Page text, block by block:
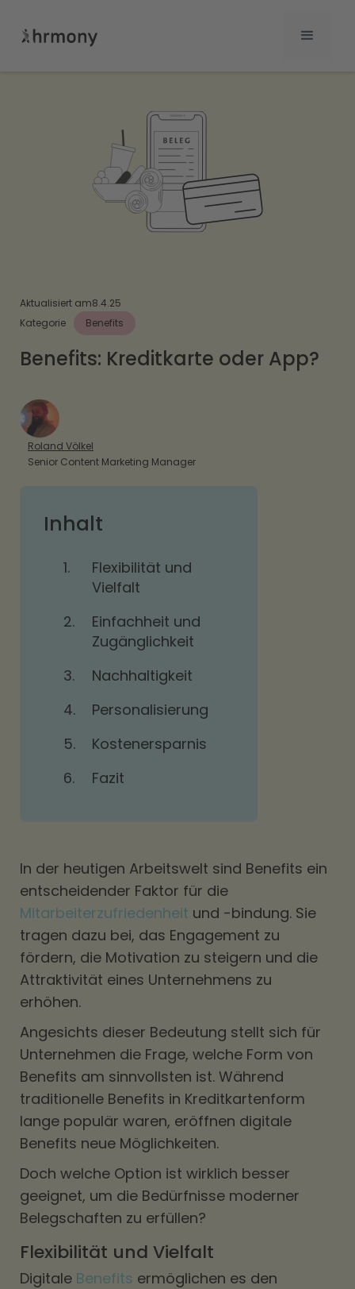
Aktualisiert am8.4.25
Kategorie
Benefits
Benefits: Kreditkarte oder App?
Roland Völkel
Senior Content Marketing Manager
Inhalt
1.
Flexibilität und
Vielfalt
2.
Einfachheit und
Zugänglichkeit
3.
Nachhaltigkeit
4.
Personalisierung
5.
Kostenersparnis
6.
Fazit
In der heutigen Arbeitswelt sind Benefits ein
entscheidender Faktor für die
Mitarbeiterzufriedenheit und -bindung. Sie
tragen dazu bei, das Engagement zu
fördern, die Motivation zu steigern und die
Attraktivität eines Unternehmens zu
erhöhen.
Angesichts dieser Bedeutung stellt sich für
Unternehmen die Frage, welche Form von
Benefits am sinnvollsten ist. Während
traditionelle Benefits in Kreditkartenform
lange populär waren, eröffnen digitale
Benefits neue Möglichkeiten.
Doch welche Option ist wirklich besser
geeignet, um die Bedürfnisse moderner
Belegschaften zu erfüllen?
Flexibilität und Vielfalt
Digitale Benefits ermöglichen es den